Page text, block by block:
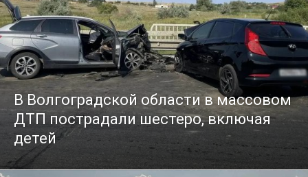
В Волгоградской области в массовом
ДТП пострадали шестеро, включая
детей